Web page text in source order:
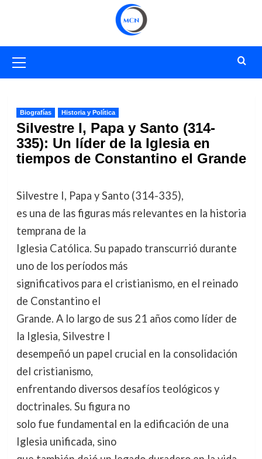
primario
Biografías Historia y Política
Silvestre I, Papa y Santo (314-
335): Un líder de la Iglesia en
tiempos de Constantino el Grande
Silvestre I, Papa y Santo (314-335),
es una de las figuras más relevantes en la historia
temprana de la
Iglesia Católica. Su papado transcurrió durante
uno de los períodos más
significativos para el cristianismo, en el reinado
de Constantino el
Grande. A lo largo de sus 21 años como líder de
la Iglesia, Silvestre I
desempeñó un papel crucial en la consolidación
del cristianismo,
enfrentando diversos desafíos teológicos y
doctrinales. Su figura no
solo fue fundamental en la edificación de una
Iglesia unificada, sino